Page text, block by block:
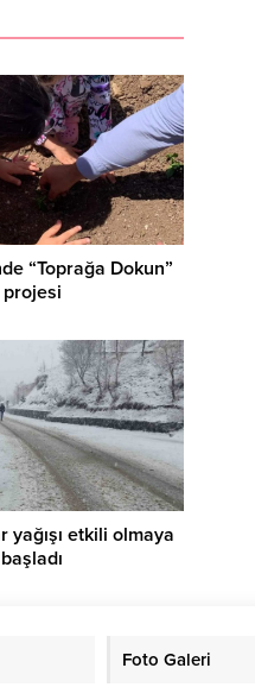
“Toprağa Dokun”
projesi
yağışı etkili olmaya
başladı
Foto Galeri